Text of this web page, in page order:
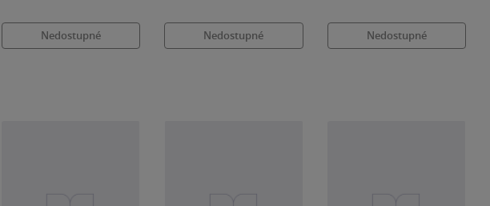
Nedostupné Nedostupné Nedostupné